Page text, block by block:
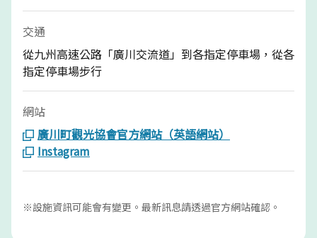
交通
從九州高速公路「廣川交流道」到各指定停車場，從各
指定停車場步行
網站
廣川町觀光協會官方網站（英語網站）
Instagram
※設施資訊可能會有變更。最新訊息請透過官方網站確認。